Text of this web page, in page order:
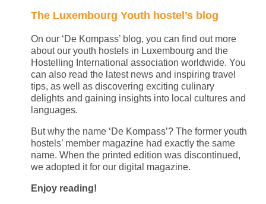
The Luxembourg Youth hostel’s blog
On our ‘De Kompass’ blog, you can find out more
about our youth hostels in Luxembourg and the
Hostelling International association worldwide. You
can also read the latest news and inspiring travel
tips, as well as discovering exciting culinary
delights and gaining insights into local cultures and
languages.
But why the name ‘De Kompass’? The former youth
hostels’ member magazine had exactly the same
name. When the printed edition was discontinued,
we adopted it for our digital magazine.
Enjoy reading!